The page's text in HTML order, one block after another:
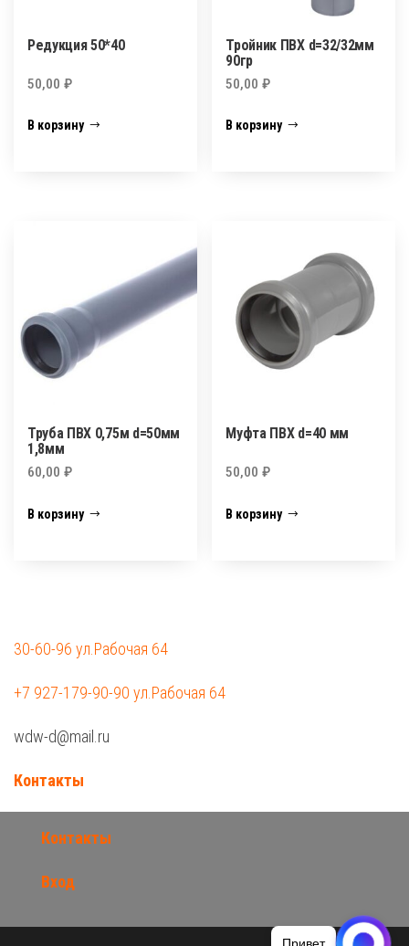
Редукция 50*40
50,00 ₽
В корзину
Тройник ПВХ d=32/32мм
90гр
50,00₽
В корзину
Труба ПВХ 0,75м d=50мм
1,8мм
60,00 ₽
В корзину
Муфта ПВХ d=40 мм
50,00₽
В корзину
30-60-96 ул.Рабочая 64
+7 927-179-90-90 ул.Рабочая 64
wdw-d@mail.ru
Контакты
Контакты
Вход